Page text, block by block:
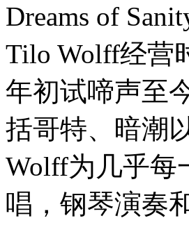
Dreams of
Tilo Wolff经营
年初试啼声至
括哥特、暗潮
Wolff为几乎每
唱，钢琴演奏